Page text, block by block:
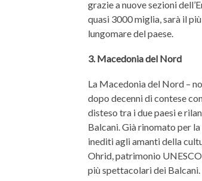
grazie a nuove sezioni
quasi 3000 miglia, sarà il
lungomare del paese.
3. Macedonia del Nord
La Macedonia del Nord –
dopo decenni di contese
disteso tra i due paesi e
Balcani. Già rinomato per
inediti agli amanti della
Ohrid, patrimonio
più spettacolari dei Balcani.